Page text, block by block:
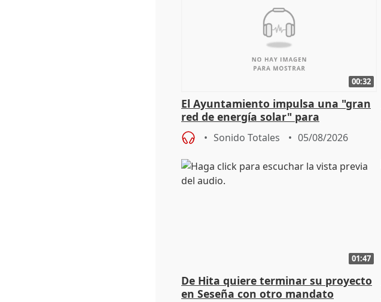
00:32
El Ayuntamiento impulsa una "gran
red de energía solar" para
autoconsumo
Sonido Totales 05/08/2026
01:47
De Hita quiere terminar su proyecto
en Seseña con otro mandato